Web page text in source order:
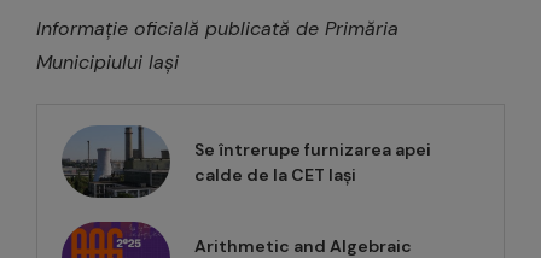
Informație oficială publicată de Primăria
Municipiului Iași
Se întrerupe furnizarea apei
calde de la CET Iași
Arithmetic and Algebraic